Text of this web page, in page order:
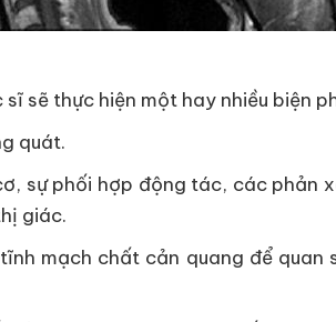
sẽ thực hiện một hay nhiều biện
quát.
sự phối hợp động tác, các phản
giác.
mạch chất cản quang để